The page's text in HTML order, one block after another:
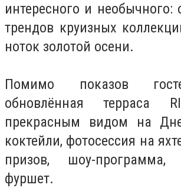
интересного и необычного:
трендов круизных
ноток золотой осени.
Помимо показов
обновлённая терраса
прекрасным видом на
коктейли, фотосессия на
призов, шоу-
фуршет.